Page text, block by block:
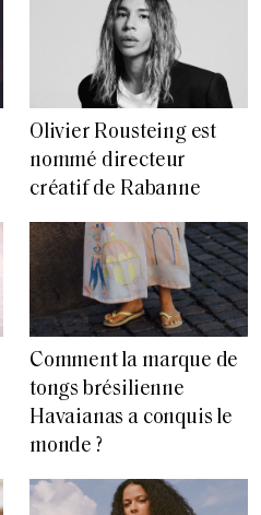
Olivier Rousteing est
nommé directeur
créatif de Rabanne
Comment la marque de
tongs brésilienne
Havaianas a conquis le
monde ?